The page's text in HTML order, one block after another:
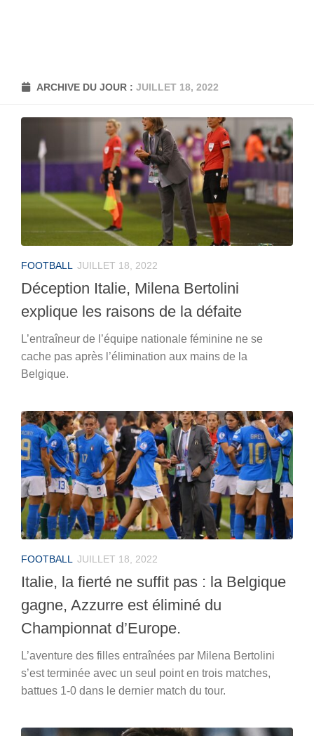
ARCHIVE DU JOUR : JUILLET 18, 2022
FOOTBALL JUILLET 18, 2022
Déception Italie, Milena Bertolini
explique les raisons de la défaite
L’entraîneur de l’équipe nationale féminine ne se
cache pas après l’élimination aux mains de la
Belgique.
FOOTBALL JUILLET 18, 2022
Italie, la fierté ne suffit pas : la Belgique
gagne, Azzurre est éliminé du
Championnat d’Europe.
L’aventure des filles entraînées par Milena Bertolini
s’est terminée avec un seul point en trois matches,
battues 1-0 dans le dernier match du tour.